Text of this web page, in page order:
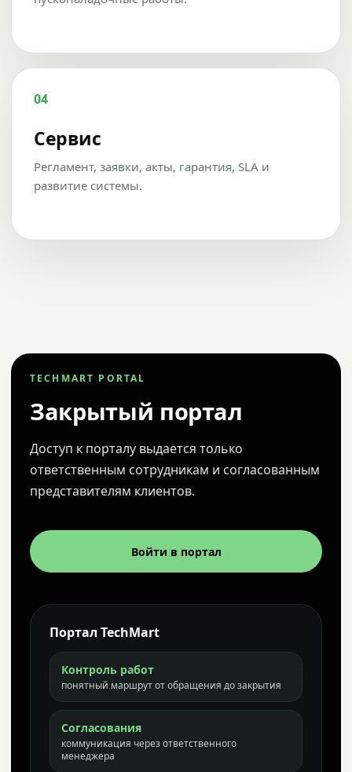
04
Сервис
Регламент, заявки, акты, гарантия, SLA и
развитие системы.
TECHMART PORTAL
Закрытый портал
Доступ к порталу выдается только
ответственным сотрудникам и согласованным
представителям клиентов.
Войти в портал
Портал TechMart
Контроль работ
понятный маршрут от обращения до закрытия
Согласования
коммуникация через ответственного
менеджера